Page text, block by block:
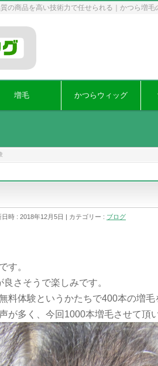
の商品を高い技術力で任せられる｜かつら増毛
増毛 かつらウィッグ
時 : 2018年12月5日 カテゴリー : ブログ
す。
さそうで楽しみです。
料体験というかたちで400本の増
が多く、今回1000本増毛させて頂